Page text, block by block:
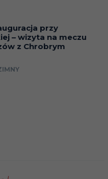
przy
– wizyta na meczu
z Chrobrym